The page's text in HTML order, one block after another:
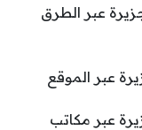
عبر الطرق
عبر الموقع
عبر مكاتب